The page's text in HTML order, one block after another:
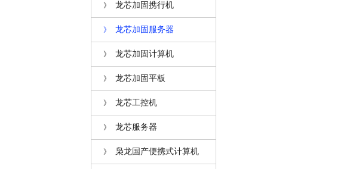
》 龙芯加固携行机
》 龙芯加固服务器
》 龙芯加固计算机
》 龙芯加固平板
》 龙芯工控机
》 龙芯服务器
》 枭龙国产便携式计算机